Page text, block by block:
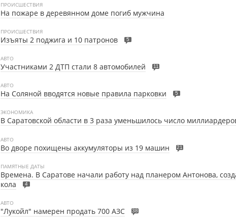
ПРОИСШЕСТВИЯ
На пожаре в деревянном доме погиб мужчина
ПРОИСШЕСТВИЯ
Изъяты 2 поджига и 10 патронов 5
АВТО
Участниками 2 ДТП стали 8 автомобилей 11
АВТО
На Соляной вводятся новые правила парковки 5
ЭКОНОМИКА
В Саратовской области в 3 раза уменьшилось число
АВТО
Во дворе похищены аккумуляторы из 19 машин 21
ПАМЯТНЫЕ ДАТЫ
Времена. В Саратове начали работу над планером Антонова,
кола
4
АВТО
"Лукойл" намерен продать 700 АЗС 38